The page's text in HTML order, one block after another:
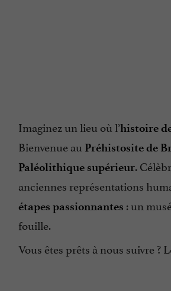
Imaginez un lieu où l’histoire
Bienvenue au Préhistosite de
Paléolithique supérieur.
anciennes représentations
étapes passionnantes : un
fouille.
Vous êtes prêts à nous suivre ?